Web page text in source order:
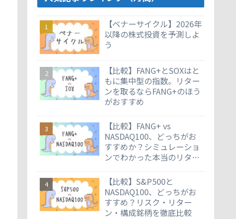
【ベナーサイクル】2026年
以降の株式投資を予測しよ
う
【比較】FANG+とSOXはと
もに集中型の指数。リター
ンを取るならFANG+のほう
がおすすめ
【比較】FANG+ vs
NASDAQ100、どっちがお
すすめか？シミュレーショ
ンでわかった本当のリター
【比較】S&P500と
NASDAQ100、どっちがお
すすめ？リスク・リター
ン・構成銘柄を徹底比較